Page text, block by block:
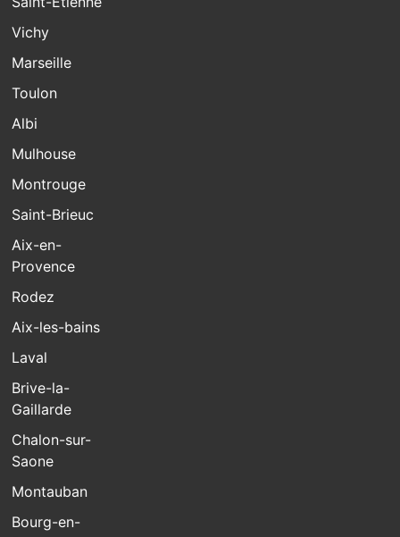
Vichy
Marseille
Toulon
Albi
Mulhouse
Montrouge
Saint-Brieuc
Aix-en-
Provence
Rodez
Aix-les-bains
Laval
Brive-la-
Gaillarde
Chalon-sur-
Saone
Montauban
Bourg-en-